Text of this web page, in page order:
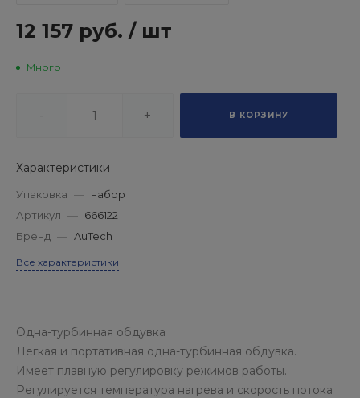
12 157 руб. / шт
Много
- + В КОРЗИНУ
Характеристики
Упаковка — набор
Артикул — 666122
Бренд — AuTech
Все характеристики
Одна-турбинная обдувка
Лёгкая и портативная одна-турбинная обдувка.
Имеет плавную регулировку режимов работы.
Регулируется температура нагрева и скорость потока